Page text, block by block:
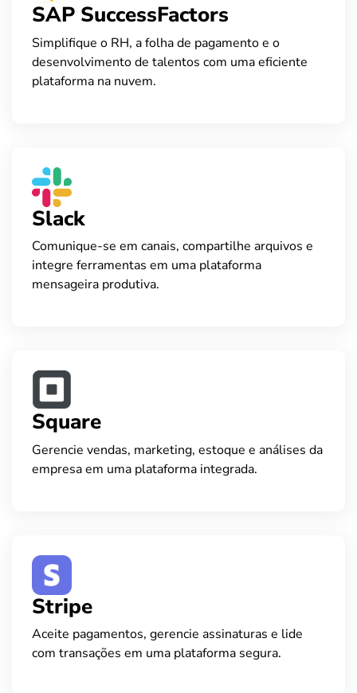
SAP SuccessFactors
Simplifique o RH, a folha de pagamento e o
desenvolvimento de talentos com uma eficiente
plataforma na nuvem.
Slack
Comunique-se em canais, compartilhe arquivos e
integre ferramentas em uma plataforma
mensageira produtiva.
Square
Gerencie vendas, marketing, estoque e análises da
empresa em uma plataforma integrada.
Stripe
Aceite pagamentos, gerencie assinaturas e lide
com transações em uma plataforma segura.